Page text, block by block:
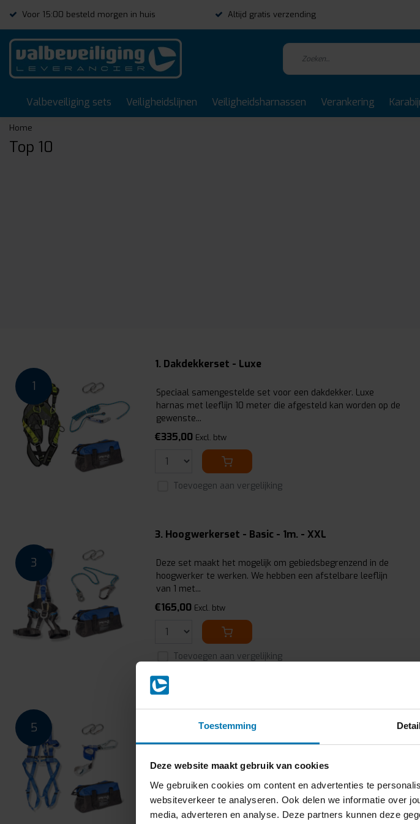
Toestemming
Deze website maakt gebruik van cookies
We gebruiken cookies om content en advertenties te
websiteverkeer te analyseren. Ook delen we informatie over
media, adverteren en analyse. Deze partners kunnen deze
Voor 15:00 besteld morgen in huis Altijd gratis verzending
Valbeveiliging sets Veiligheidslijnen Veiligheidsharnassen Verankering
Home
Top 10
1
1. Dakdekkerset - Luxe
Speciaal samengestelde set voor een dakdekker. Luxe
harnas met leeflijn 10 meter die afgesteld kan worden op de
gewenste...
€335,00 Excl. btw
Toevoegen aan vergelijking
3
3. Hoogwerkerset - Basic - 1m. - XXL
Deze set maakt het mogelijk om gebiedsbegrenzend in de
hoogwerker te werken. We hebben een afstelbare leeflijn
van 1 met...
€165,00 Excl. btw
Toevoegen aan vergelijking
5
Deze set maakt het mogelijk om veilig in de steiger te
werken. We hebben een valstopblok voorzien van een
steigerpijphaa...